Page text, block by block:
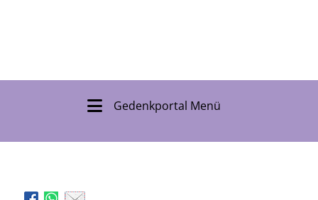
Gedenkportal Menü